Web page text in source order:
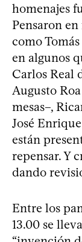
homenajes
Pensaron
como
en algunos
Carlos Real
Augusto
mesas–,
José
están
repensar. Y
dando
Entre los
13.00 se